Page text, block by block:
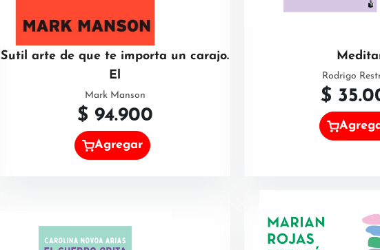
Sutil arte de que te importa un carajo.
El
Mark Manson
$ 94.900
Agregar
Rodrigo
$